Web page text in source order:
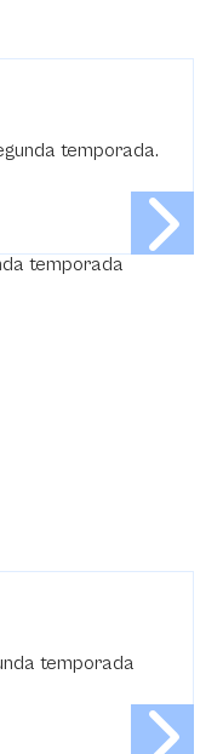
temporada.
temporada